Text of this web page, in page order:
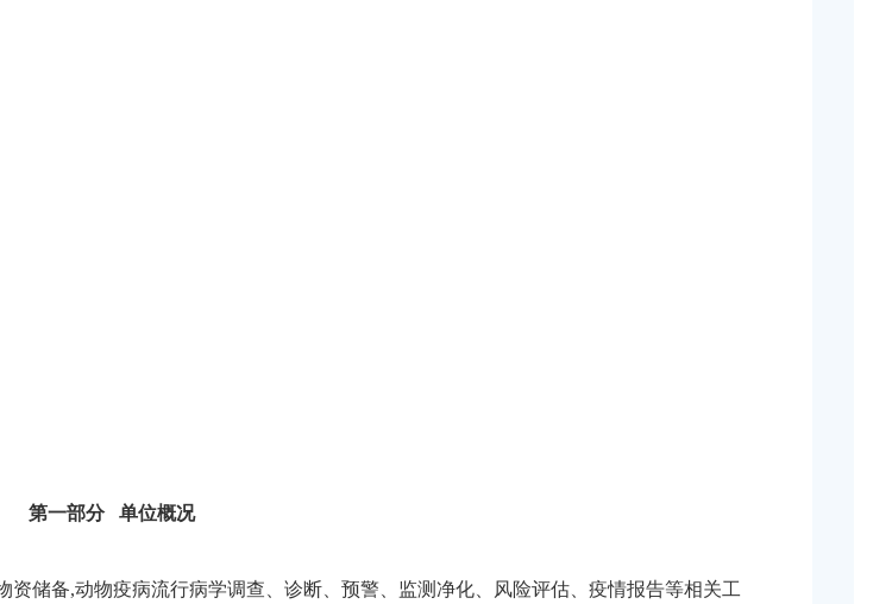
第一部分 单位概况
储备,动物疫病流行病学调查、诊断、预警、监测净化、风险评估、疫情报告等相关工